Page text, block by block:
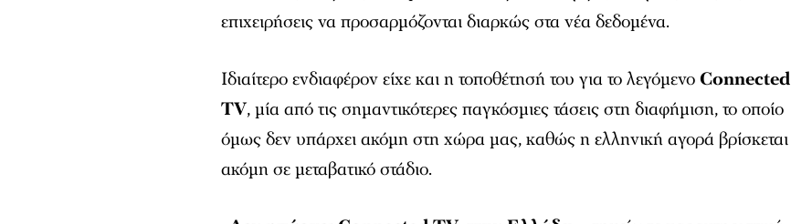
επιχειρήσεις να προσαρμόζονται διαρκώς στα νέα δεδομένα.
Ιδιαίτερο ενδιαφέρον είχε και η τοποθέτησή του για το λεγόμενοConnected
TV, μία από τις σημαντικότερες παγκόσμιες τάσεις στη διαφήμιση, το οποίο
όμως δεν υπάρχει ακόμη στη χώρα μας, καθώς η ελληνική αγορά βρίσκεται
ακόμη σε μεταβατικό στάδιο.